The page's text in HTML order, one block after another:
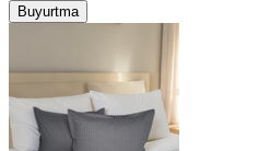
Buyurtma